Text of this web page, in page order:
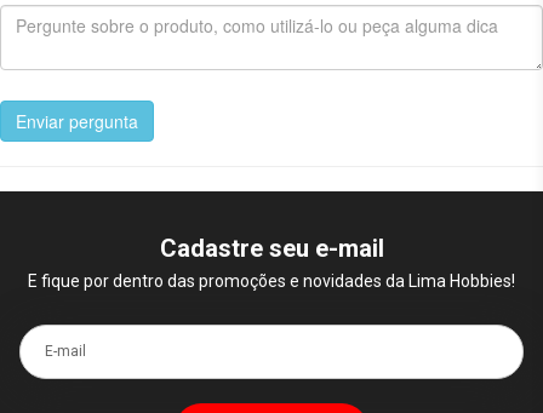
Enviar pergunta
Cadastre seu e-mail
E fique por dentro das promoções e novidades da Lima Hobbies!
E-mail